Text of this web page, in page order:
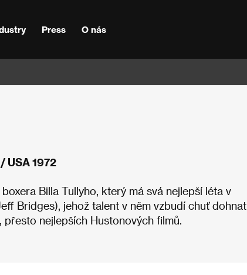
Press O nás
USA 1972
Billa Tullyho, který má svá nejlepší léta v
Bridges), jehož talent v něm vzbudí chuť dohnat
nejlepších Hustonových filmů.